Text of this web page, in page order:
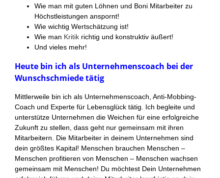
Wie man mit guten Löhnen und Boni Mitarbeiter zu
Höchstleistungen anspornt!
Wie wichtig Wertschätzung ist!
Wie man Kritik richtig und konstruktiv äußert!
Und vieles mehr!
Heute bin ich als Unternehmenscoach bei der
Wunschschmiede tätig
Mittlerweile bin ich als Unternehmenscoach, Anti-Mobbing-
Coach und Experte für Lebensglück tätig. Ich begleite und
unterstütze Unternehmen die Weichen für eine erfolgreiche
Zukunft zu stellen, dass geht nur gemeinsam mit ihren
Mitarbeitern. Die Mitarbeiter in deinem Unternehmen sind
dein größtes Kapital! Menschen brauchen Menschen –
Menschen profitieren von Menschen – Menschen wachsen
gemeinsam mit Menschen! Du möchtest Dein Unternehmen